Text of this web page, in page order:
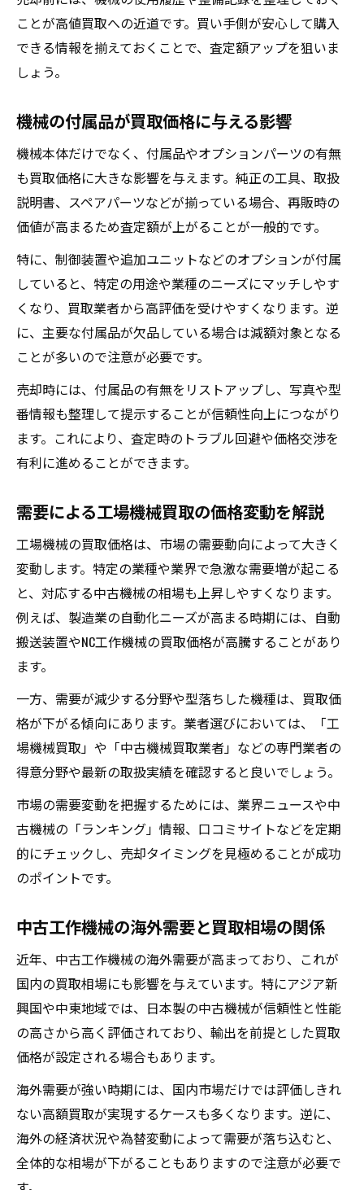
ことが高値買取への近道です。買い手側が安心して購入
できる情報を揃えておくことで、査定額アップを狙いま
しょう。
機械の付属品が買取価格に与える影響
機械本体だけでなく、付属品やオプションパーツの有無
も買取価格に大きな影響を与えます。純正の工具、取扱
説明書、スペアパーツなどが揃っている場合、再販時の
価値が高まるため査定額が上がることが一般的です。
特に、制御装置や追加ユニットなどのオプションが付属
していると、特定の用途や業種のニーズにマッチしやす
くなり、買取業者から高評価を受けやすくなります。逆
に、主要な付属品が欠品している場合は減額対象となる
ことが多いので注意が必要です。
売却時には、付属品の有無をリストアップし、写真や型
番情報も整理して提示することが信頼性向上につながり
ます。これにより、査定時のトラブル回避や価格交渉を
有利に進めることができます。
需要による工場機械買取の価格変動を解説
工場機械の買取価格は、市場の需要動向によって大きく
変動します。特定の業種や業界で急激な需要増が起こる
と、対応する中古機械の相場も上昇しやすくなります。
例えば、製造業の自動化ニーズが高まる時期には、自動
搬送装置やNC工作機械の買取価格が高騰することがあり
ます。
一方、需要が減少する分野や型落ちした機種は、買取価
格が下がる傾向にあります。業者選びにおいては、「工
場機械買取」や「中古機械買取業者」などの専門業者の
得意分野や最新の取扱実績を確認すると良いでしょう。
市場の需要変動を把握するためには、業界ニュースや中
古機械の「ランキング」情報、口コミサイトなどを定期
的にチェックし、売却タイミングを見極めることが成功
のポイントです。
中古工作機械の海外需要と買取相場の関係
近年、中古工作機械の海外需要が高まっており、これが
国内の買取相場にも影響を与えています。特にアジア新
興国や中東地域では、日本製の中古機械が信頼性と性能
の高さから高く評価されており、輸出を前提とした買取
価格が設定される場合もあります。
海外需要が強い時期には、国内市場だけでは評価しきれ
ない高額買取が実現するケースも多くなります。逆に、
海外の経済状況や為替変動によって需要が落ち込むと、
全体的な相場が下がることもありますので注意が必要で